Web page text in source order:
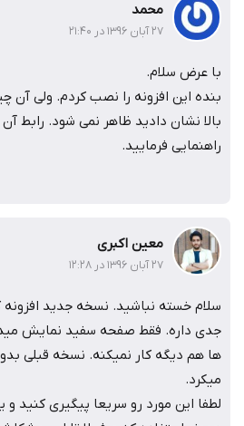
محمد
۲۷ آبان ۱۳۹۶ در ۲۱:۴۰
سلام.
این افزونه را نصب کردم. ولی آن
نشان دادید ظاهر نمی شود. رابط آن جور
فرمایید.
معین اکبری
۲۷ آبان ۱۳۹۶ در ۱۲:۲۸
خسته نباشید. نسخه جدید افزونه که
فقط صفحه سفید نمایش میده و
دیگه کار نمیکنه. نسخه قبلی بدون هیچ
این مورد رو سریعا پیگیری کنید و یا نسخه